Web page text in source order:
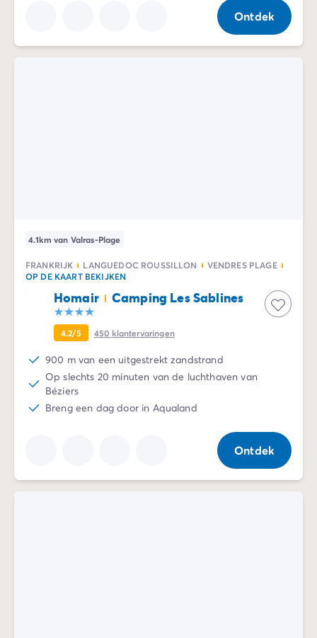
Ontdek
4.1km van Valras-Plage
FRANKRIJK LANGUEDOC ROUSSILLON
VENDRES PLAGE
OP DE KAART BEKIJKEN
Homair Camping Les Sablines
4.2/5 450 klantervaringen
900 m van een uitgestrekt zandstrand
Op slechts 20 minuten van de luchthaven van
Béziers
Breng een dag door in Aqualand
Ontdek